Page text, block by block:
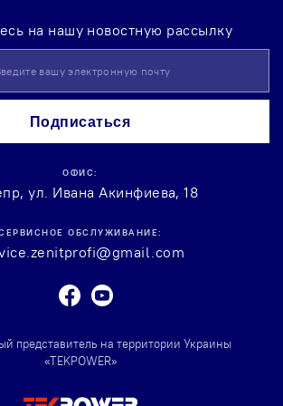
на нашу новостную рассылку
Up
for
Newsletter:
Подписаться
ОФИС:
ул. Ивана Акинфиева, 18
ОБСЛУЖИВАНИЕ:
FacebookYoutube
представитель на территории Украины
«TEKPOWER»